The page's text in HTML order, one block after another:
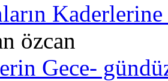
özcan
Gece-